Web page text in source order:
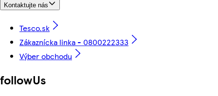
Kontaktujte nás
Tesco.sk
Zákaznícka linka - 0800222333
Výber obchodu
followUs